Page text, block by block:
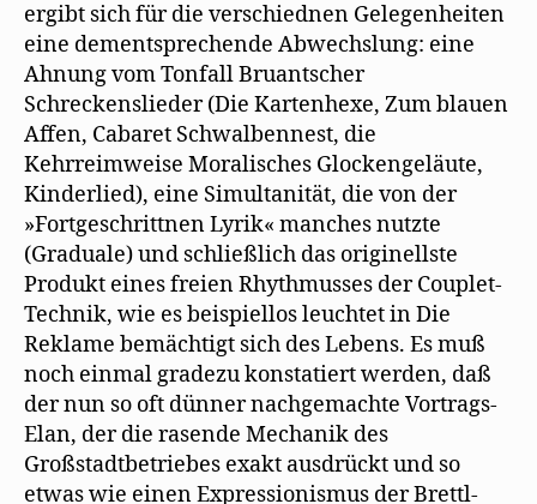
ergibt sich für die verschiednen Gelegenheiten
eine dementsprechende Abwechslung: eine
Ahnung vom Tonfall Bruantscher
Schreckenslieder (Die Kartenhexe, Zum blauen
Affen, Cabaret Schwalbennest, die
Kehrreimweise Moralisches Glockengeläute,
Kinderlied), eine Simultanität, die von der
»Fortgeschrittnen Lyrik« manches nutzte
(Graduale) und schließlich das originellste
Produkt eines freien Rhythmusses der Couplet-
Technik, wie es beispiellos leuchtet in Die
Reklame bemächtigt sich des Lebens. Es muß
noch einmal gradezu konstatiert werden, daß
der nun so oft dünner nachgemachte Vortrags-
Elan, der die rasende Mechanik des
Großstadtbetriebes exakt ausdrückt und so
etwas wie einen Expressionismus der Brettl-